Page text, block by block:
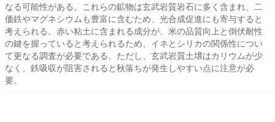
なる可能性がある。これらの鉱物は玄武岩質岩石に多く含まれ、二
価鉄やマグネシウムも豊富に含むため、光合成促進にも寄与すると
考えられる。赤い粘土に含まれる成分が、米の品質向上と倒伏耐性
の鍵を握っていると考えられるため、イネとシリカの関係性につい
て更なる調査が必要である。ただし、玄武岩質土壌はカリウムが少
なく、鉄吸収が阻害されると秋落ちが発生しやすい点に注意が必
要。